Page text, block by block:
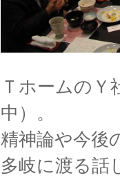
ＴホームのＹ
中）。
精神論や今後
多岐に渡る話